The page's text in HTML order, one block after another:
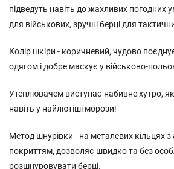
підведуть навіть до жахливих погодних
для військових, зручні берці для
Колір шкіри - коричневий, чудово
одягом і добре маскує у військово-
Утеплювачем виступає набивне хутро,
навіть у найлютіші морози!
Метод шнурівки - на металевих кільцях
покриттям, дозволяє швидко та без
розшнуровувати берці.